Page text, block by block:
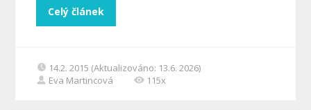
Celý článek
14.2. 2015 (Aktualizováno: 13.6. 2026)
Eva Martincová
115x